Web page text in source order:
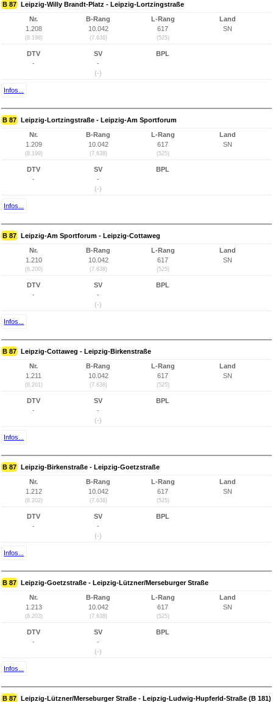
B 87 Leipzig-Willy Brandt-Platz - Leipzig-Lortzingstraße
Nr.
1.208
(8.198)
B-Rang
10.042
(7.638)
L-Rang
617
(525)
Land
SN
DTV
-
SV
-
(-)
BPL
Infos...
B 87 Leipzig-Lortzingstraße - Leipzig-Am Sportforum
Nr.
1.209
(8.199)
B-Rang
10.042
(7.638)
L-Rang
617
(525)
Land
SN
DTV
-
SV
-
(-)
BPL
Infos...
B 87 Leipzig-Am Sportforum - Leipzig-Cottaweg
Nr.
1.210
(8.200)
B-Rang
10.042
(7.638)
L-Rang
617
(525)
Land
SN
DTV
-
SV
-
(-)
BPL
Infos...
B 87 Leipzig-Cottaweg - Leipzig-Birkenstraße
Nr.
1.211
(8.201)
B-Rang
10.042
(7.638)
L-Rang
617
(525)
Land
SN
DTV
-
SV
-
(-)
BPL
Infos...
B 87 Leipzig-Birkenstraße - Leipzig-Goetzstraße
Nr.
1.212
(8.202)
B-Rang
10.042
(7.638)
L-Rang
617
(525)
Land
SN
DTV
-
SV
-
(-)
BPL
Infos...
B 87 Leipzig-Goetzstraße - Leipzig-Lützner/Merseburger Straße
Nr.
1.213
(8.203)
B-Rang
10.042
(7.638)
L-Rang
617
(525)
Land
SN
DTV
-
SV
-
(-)
BPL
Infos...
B 87 Leipzig-Lützner/Merseburger Straße - Leipzig-Ludwig-Hupferld-Straße (B 181)